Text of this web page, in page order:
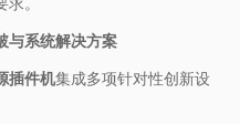
与系统解决方案
插件机集成多项针对性创新设